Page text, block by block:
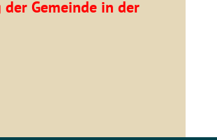
der Gemeinde in der